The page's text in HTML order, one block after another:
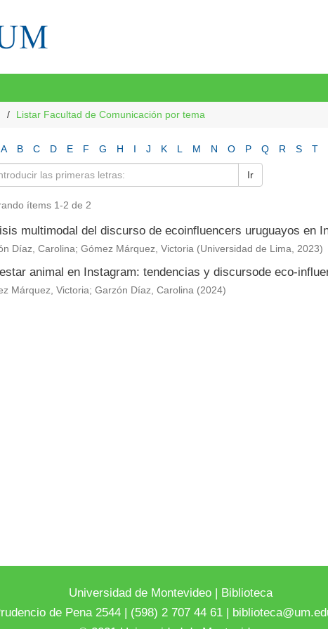
Listar Facultad de Comunicación por tema
A B C D E F G H I J K L M N O P Q R S T
Ir
ítems 1-2 de 2
multimodal del discurso de ecoinfluencers uruguayos en
Díaz, Carolina; Gómez Márquez, Victoria (Universidad de Lima, 2023)
animal en Instagram: tendencias y discursode eco-
Márquez, Victoria; Garzón Díaz, Carolina (2024)
Universidad de Montevideo | Biblioteca
de Pena 2544 | (598) 2 707 44 61 |